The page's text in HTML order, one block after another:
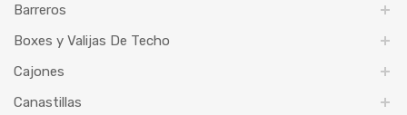
Barreros
Boxes y Valijas De Techo
Cajones
Canastillas